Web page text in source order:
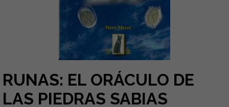
RUNAS: EL ORÁCULO DE
LAS PIEDRAS SABIAS